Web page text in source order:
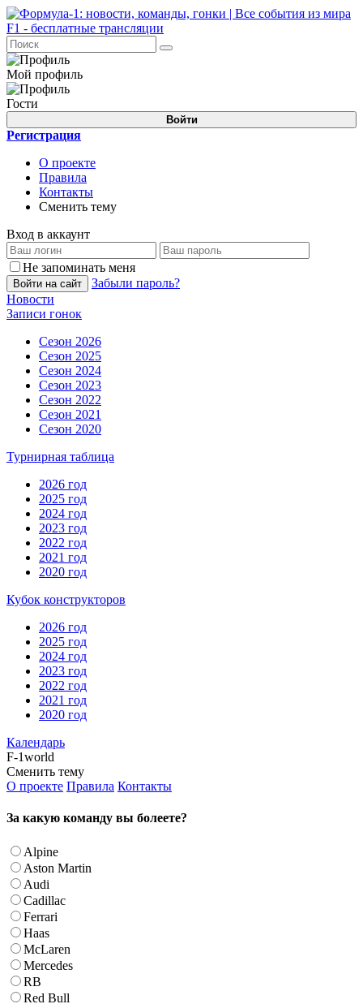
Мой профиль
Гости
Войти
Регистрация
О проекте
Правила
Контакты
Сменить тему
Вход в аккаунт
Не запоминать меня
Войти на сайт
Забыли пароль?
Новости
Записи гонок
Сезон 2026
Сезон 2025
Сезон 2024
Сезон 2023
Сезон 2022
Сезон 2021
Сезон 2020
Турнирная таблица
2026 год
2025 год
2024 год
2023 год
2022 год
2021 год
2020 год
Кубок конструкторов
2026 год
2025 год
2024 год
2023 год
2022 год
2021 год
2020 год
Календарь
F-1world
Сменить тему
О проекте Правила Контакты
За какую команду вы болеете?
Alpine
Aston Martin
Audi
Cadillac
Ferrari
Haas
McLaren
Mercedes
RB
Red Bull